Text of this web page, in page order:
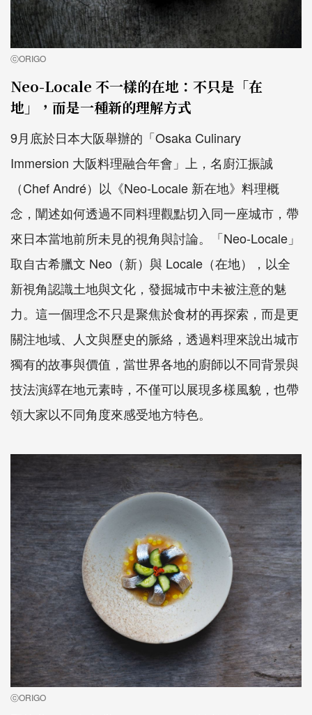
ⓒORIGO
Neo-Locale 不一樣的在地：不只是「在
地」，而是一種新的理解方式
9月底於日本大阪舉辦的「Osaka Culinary
Immersion 大阪料理融合年會」上，名廚江振誠
（Chef André）以《Neo-Locale 新在地》料理概
念，闡述如何透過不同料理觀點切入同一座城市，帶
來日本當地前所未見的視角與討論。「Neo-Locale」
取自古希臘文 Neo（新）與 Locale（在地），以全
新視角認識土地與文化，發掘城市中未被注意的魅
力。這一個理念不只是聚焦於食材的再探索，而是更
關注地域、人文與歷史的脈絡，透過料理來說出城市
獨有的故事與價值，當世界各地的廚師以不同背景與
技法演繹在地元素時，不僅可以展現多樣風貌，也帶
領大家以不同角度來感受地方特色。
ⓒORIGO